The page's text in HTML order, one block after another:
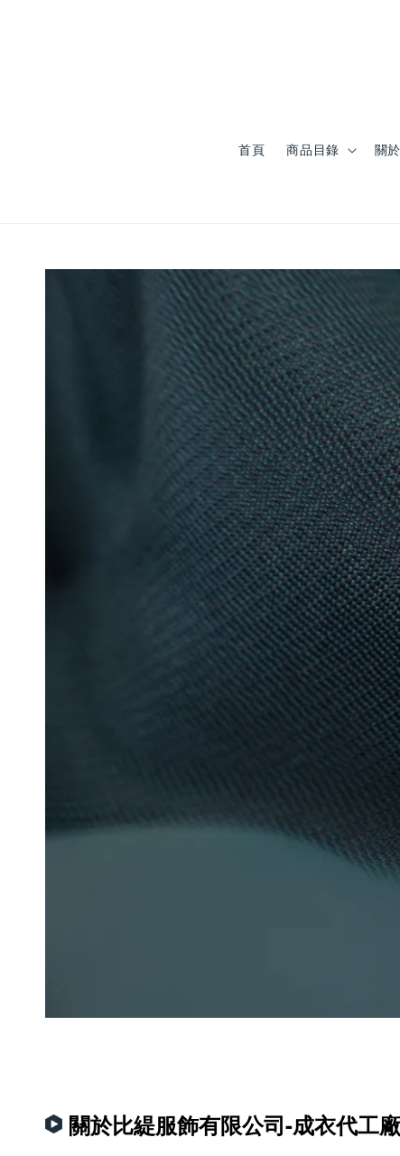
首頁 商品目錄 關
關於比緹服飾有限公司-成衣代工廠